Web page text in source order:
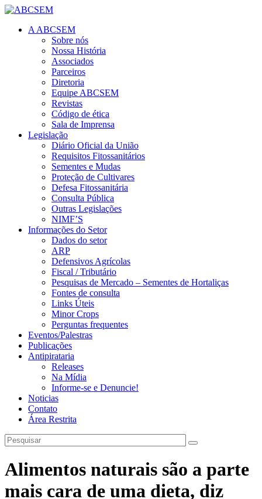
A ABCSEM
Sobre nós
Nossa História
Associados
Parceiros
Diretoria
Equipe ABCSEM
Revistas
Código de ética
Sala de Imprensa
Legislação
Diário Oficial da União
Requisitos Fitossanitários
Sementes e Mudas
Proteção de Cultivares
Defesa Fitossanitária
Consulta Pública
Outras Legislações
NIMF’S
Informações do Setor
Dados do setor
ARP
Defensivos Agrícolas
Fiscal / Tributário
Pesquisas de Mercado – Sementes de Hortaliças
Fontes de consulta
Links Úteis
Minor Crops
Perguntas frequentes
Eventos/Palestras
Publicações
Antipirataria
Releases
Na Mídia
Informe-se e Denuncie!
Noticias
Contato
Área Restrita
Alimentos naturais são a parte
mais cara de uma dieta, diz